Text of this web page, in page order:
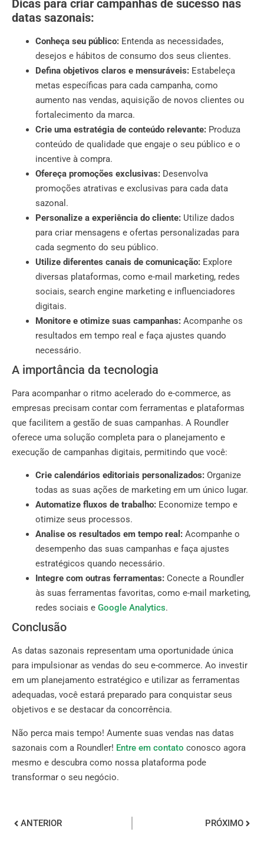
Dicas para criar campanhas de sucesso nas
datas sazonais:
Conheça seu público: Entenda as necessidades,
desejos e hábitos de consumo dos seus clientes.
Defina objetivos claros e mensuráveis: Estabeleça
metas específicas para cada campanha, como
aumento nas vendas, aquisição de novos clientes ou
fortalecimento da marca.
Crie uma estratégia de conteúdo relevante: Produza
conteúdo de qualidade que engaje o seu público e o
incentive à compra.
Ofereça promoções exclusivas: Desenvolva
promoções atrativas e exclusivas para cada data
sazonal.
Personalize a experiência do cliente: Utilize dados
para criar mensagens e ofertas personalizadas para
cada segmento do seu público.
Utilize diferentes canais de comunicação: Explore
diversas plataformas, como e-mail marketing, redes
sociais, search engine marketing e influenciadores
digitais.
Monitore e otimize suas campanhas: Acompanhe os
resultados em tempo real e faça ajustes quando
necessário.
A importância da tecnologia
Para acompanhar o ritmo acelerado do e-commerce, as
empresas precisam contar com ferramentas e plataformas
que facilitem a gestão de suas campanhas. A Roundler
oferece uma solução completa para o planejamento e
execução de campanhas digitais, permitindo que você:
Crie calendários editoriais personalizados: Organize
todas as suas ações de marketing em um único lugar.
Automatize fluxos de trabalho: Economize tempo e
otimize seus processos.
Analise os resultados em tempo real: Acompanhe o
desempenho das suas campanhas e faça ajustes
estratégicos quando necessário.
Integre com outras ferramentas: Conecte a Roundler
às suas ferramentas favoritas, como e-mail marketing,
redes sociais e Google Analytics.
Conclusão
As datas sazonais representam uma oportunidade única
para impulsionar as vendas do seu e-commerce. Ao investir
em um planejamento estratégico e utilizar as ferramentas
adequadas, você estará preparado para conquistar seus
objetivos e se destacar da concorrência.
Não perca mais tempo! Aumente suas vendas nas datas
sazonais com a Roundler! Entre em contato conosco agora
mesmo e descubra como nossa plataforma pode
transformar o seu negócio.
ANTERIOR PRÓXIMO